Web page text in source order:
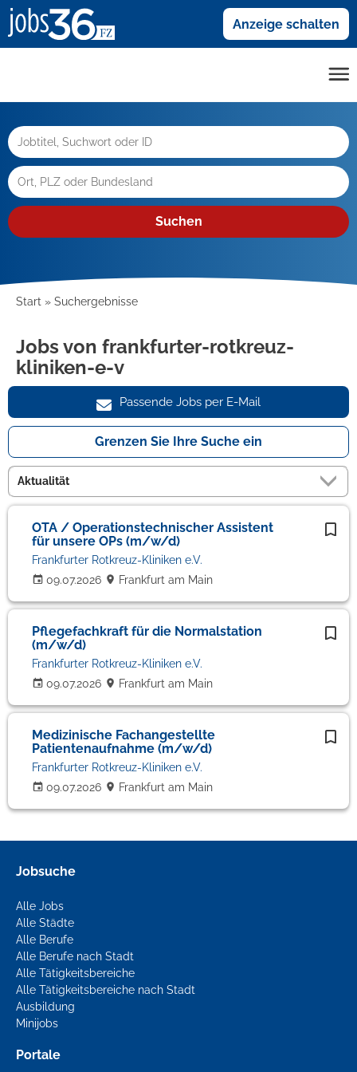
Anzeige schalten
Suchen
Start Suchergebnisse
Jobs von frankfurter-rotkreuz-
kliniken-e-v
Passende Jobs per E-Mail
Grenzen Sie Ihre Suche ein
OTA / Operationstechnischer Assistent
für unsere OPs (m/w/d)
09.07.2026
Frankfurter Rotkreuz-Kliniken e.V.
Frankfurt am Main
Pflegefachkraft für die Normalstation
(m/w/d)
09.07.2026
Frankfurter Rotkreuz-Kliniken e.V.
Frankfurt am Main
Medizinische Fachangestellte
Patientenaufnahme (m/w/d)
09.07.2026
Frankfurter Rotkreuz-Kliniken e.V.
Frankfurt am Main
Jobsuche
Alle Jobs
Alle Städte
Alle Berufe
Alle Berufe nach Stadt
Alle Tätigkeitsbereiche
Alle Tätigkeitsbereiche nach Stadt
Ausbildung
Minijobs
Portale